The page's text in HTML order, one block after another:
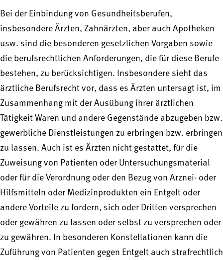
Bei der Einbindung von Gesundheitsberufen,
insbesondere Ärzten, Zahnärzten, aber auch Apotheken
usw. sind die besonderen gesetzlichen Vorgaben sowie
die berufsrechtlichen Anforderungen, die für diese Berufe
bestehen, zu berücksichtigen. Insbesondere sieht das
ärztliche Berufsrecht vor, dass es Ärzten untersagt ist, im
Zusammenhang mit der Ausübung ihrer ärztlichen
Tätigkeit Waren und andere Gegenstände abzugeben bzw.
gewerbliche Dienstleistungen zu erbringen bzw. erbringen
zu lassen. Auch ist es Ärzten nicht gestattet, für die
Zuweisung von Patienten oder Untersuchungsmaterial
oder für die Verordnung oder den Bezug von Arznei- oder
Hilfsmitteln oder Medizinprodukten ein Entgelt oder
andere Vorteile zu fordern, sich oder Dritten versprechen
oder gewähren zu lassen oder selbst zu versprechen oder
zu gewähren. In besonderen Konstellationen kann die
Zuführung von Patienten gegen Entgelt auch strafrechtlich